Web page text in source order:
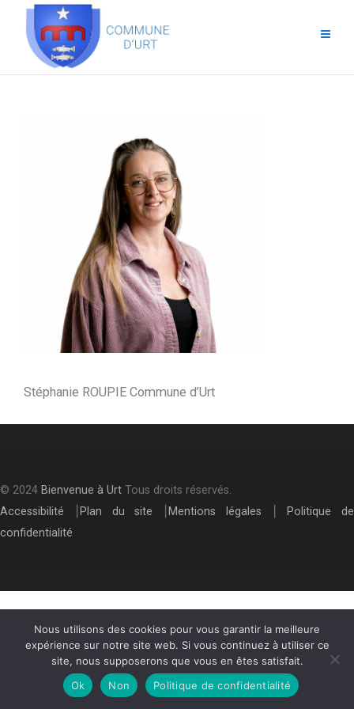
Stéphanie ROUPIE Commune d’Urt
© 2024 Bienvenue à Urt Tous droits réservés.
Accessibilité
Plan du site Mentions légales
Politique de
confidentialité
Nous utilisons des cookies pour vous garantir la meilleure
expérience sur notre site web. Si vous continuez à utiliser ce
site, nous supposerons que vous en êtes satisfait.
Ok
Non Politique de confidentialité